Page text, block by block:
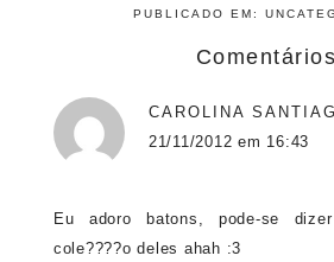
PUBLICADO EM:
Comentários
CAROLINA
21/11/2012 em 16:43
Eu adoro batons, pode-se
cole????o deles ahah :3